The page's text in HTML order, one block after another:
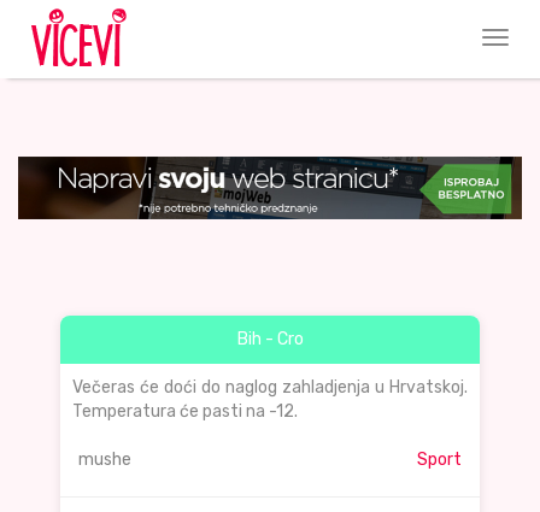
Bih - Cro
Večeras će doći do naglog zahladjenja u Hrvatskoj.
Temperatura će pasti na -12.
mushe Sport